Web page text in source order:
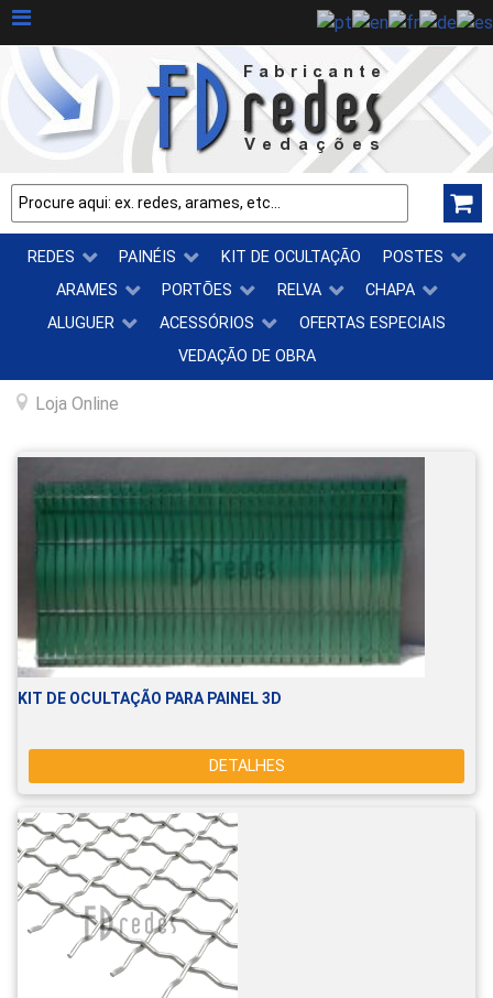
REDES PAINÉIS KIT DE OCULTAÇÃO
POSTES
ARAMES
PORTÕES RELVA
CHAPA
ALUGUER
ACESSÓRIOS
OFERTAS ESPECIAIS
VEDAÇÃO DE OBRA
Loja Online
KIT DE OCULTAÇÃO PARA PAINEL 3D
DETALHES